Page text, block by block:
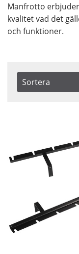
Manfrotto
kvalitet vad det
och funktioner.
Sortera